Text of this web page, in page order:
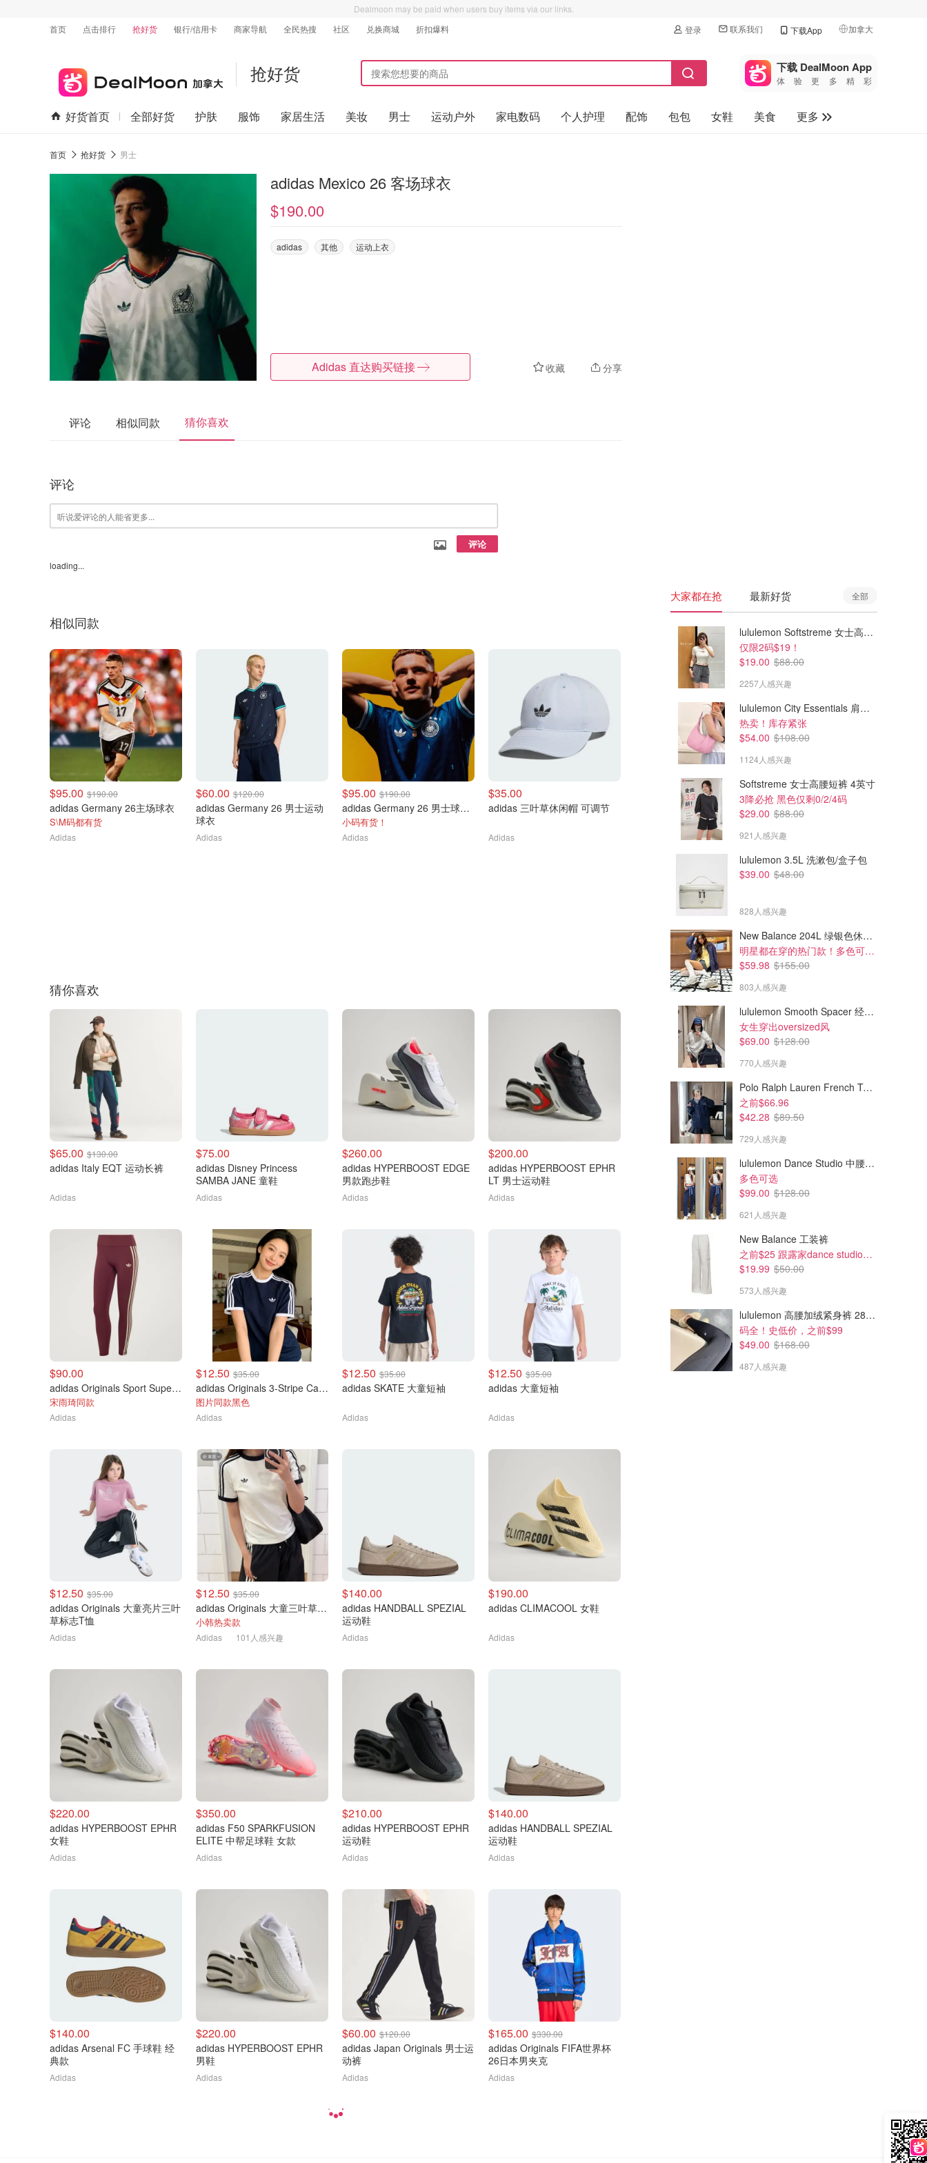
Dealmoon may be paid when users buy items via our links.
首页
点击排行 抢好货 银行/信用卡 商家导航 全民热搜 社区 兑换商城 折扣爆料 登录 联系我们 下载App 加拿大
🇺🇸
美国
🇨🇳中国
🇨🇦加拿大
抢好货 下载 DealMoon App
体验更多精彩
好货首页 全部好货 护肤 服饰 家居生活 美妆 男士 运动户外 家电数码 个人护理 配饰 包包 女鞋 美食
更多
首页 抢好货 男士
adidas Mexico 26 客场球衣
$190.00
adidas 其他 运动上衣
收藏 分享
Adidas 直达购买链接
评论 相似同款 猜你喜欢
评论
评论
loading...
相似同款
$95.00 $190.00
adidas Germany 26主场球衣
S\M码都有货
Adidas
$60.00 $120.00
adidas Germany 26 男士运动
球衣
Adidas
$95.00 $190.00
adidas Germany 26 男士球衣 运动款
小码有货！
Adidas
$35.00
adidas 三叶草休闲帽 可调节
Adidas
adidas adi365 Climacool 短袖
$55.00
adidas Adicolor 提花球衣
Adidas
猜你喜欢
$65.00 $130.00
adidas Italy EQT 运动长裤
Adidas
$75.00
adidas Disney Princess
SAMBA JANE 童鞋
Adidas
$260.00
adidas HYPERBOOST EDGE
男款跑步鞋
Adidas
$200.00
adidas HYPERBOOST EPHR
LT 男士运动鞋
Adidas
$90.00
adidas Originals Sport Superstar 7/8紧身裤
宋雨琦同款
Adidas
$12.50 $35.00
adidas Originals 3-Stripe Cali Ringer 短袖T恤
图片同款黑色
Adidas
$12.50 $35.00
adidas SKATE 大童短袖
Adidas
$12.50 $35.00
adidas 大童短袖
Adidas
$12.50 $35.00
adidas Originals 大童亮片三叶
草标志T恤
Adidas
$12.50 $35.00
adidas Originals 大童三叶草T恤
小韩热卖款
Adidas 101人感兴趣
$140.00
adidas HANDBALL SPEZIAL
运动鞋
Adidas
$190.00
adidas CLIMACOOL 女鞋
Adidas
$220.00
adidas HYPERBOOST EPHR
女鞋
Adidas
$350.00
adidas F50 SPARKFUSION
ELITE 中帮足球鞋 女款
Adidas
$210.00
adidas HYPERBOOST EPHR
运动鞋
Adidas
$140.00
adidas HANDBALL SPEZIAL
运动鞋
Adidas
$140.00
adidas Arsenal FC 手球鞋 经
典款
Adidas
$220.00
adidas HYPERBOOST EPHR
男鞋
Adidas
$60.00 $120.00
adidas Japan Originals 男士运
动裤
Adidas
$165.00 $330.00
adidas Originals FIFA世界杯
26日本男夹克
Adidas
大家都在抢 最新好货 全部
lululemon Softstreme 女士高腰短裤 10cm
仅限2码$19！
$19.00 $88.00
2257人感兴趣
lululemon City Essentials 肩背包 4L
热卖！库存紧张
$54.00 $108.00
1124人感兴趣
Softstreme 女士高腰短裤 4英寸
3降必抢 黑色仅剩0/2/4码
$29.00 $88.00
921人感兴趣
lululemon 3.5L 洗漱包/盒子包
$39.00 $48.00
828人感兴趣
New Balance 204L 绿银色休闲鞋
明星都在穿的热门款！多色可选 3.8折
$59.98 $155.00
803人感兴趣
lululemon Smooth Spacer 经典卫衣
女生穿出oversized风
$69.00 $128.00
770人感兴趣
Polo Ralph Lauren French Terry 女童连帽卫衣 7-16码
之前$66.96
$42.28 $89.50
729人感兴趣
lululemon Dance Studio 中腰长裤 女装常规款
多色可选
$99.00 $128.00
621人感兴趣
New Balance 工装裤
之前$25 跟露家dance studio好像!补码了
$19.99 $50.00
573人感兴趣
lululemon 高腰加绒紧身裤 28"≈71cm 5个口袋
码全！史低价，之前$99
$49.00 $168.00
487人感兴趣